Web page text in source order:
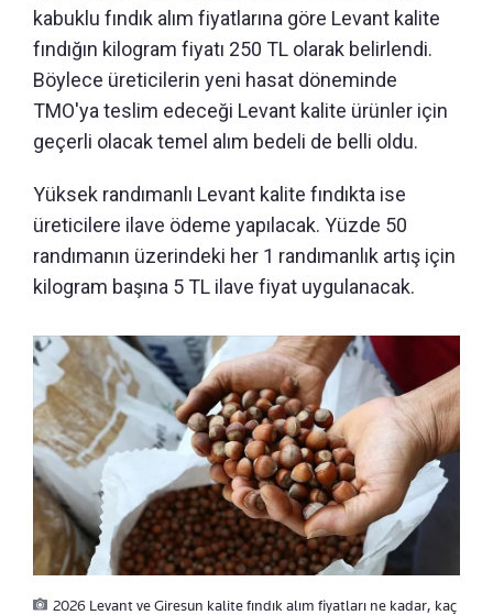
kabuklu fındık alım fiyatlarına göre Levant kalite
fındığın kilogram fiyatı 250 TL olarak belirlendi.
Böylece üreticilerin yeni hasat döneminde
TMO'ya teslim edeceği Levant kalite ürünler için
geçerli olacak temel alım bedeli de belli oldu.
Yüksek randımanlı Levant kalite fındıkta ise
üreticilere ilave ödeme yapılacak. Yüzde 50
randımanın üzerindeki her 1 randımanlık artış için
kilogram başına 5 TL ilave fiyat uygulanacak.
2026 Levant ve Giresun kalite fındık alım fiyatları ne kadar, kaç